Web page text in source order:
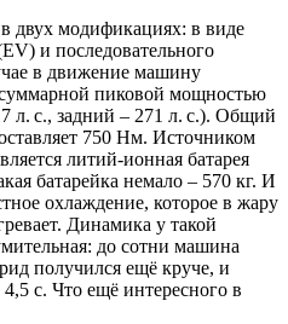
двух модификациях: в виде
и последовательного
в движение машину
пиковой мощностью
л. с., задний – 271 л. с.). Общий
750 Нм. Источником
литий-ионная батарея
батарейка немало – 570 кг. И
охлаждение, которое в жару
Динамика у такой
до сотни машина
получился ещё круче, и
с. Что ещё интересного в